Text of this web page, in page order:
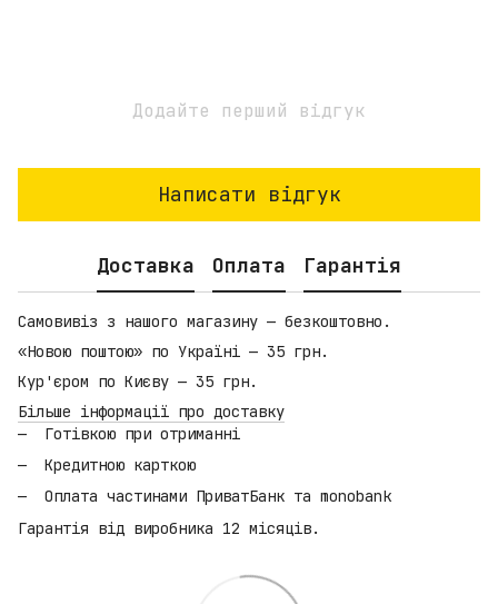
Додайте перший відгук
Написати відгук
Доставка Оплата Гарантія
Самовивіз з нашого магазину — безкоштовно.
«Новою поштою» по Україні — 35 грн.
Кур'єром по Києву — 35 грн.
Більше інформації про доставку
Готівкою при отриманні
Кредитною карткою
Оплата частинами ПриватБанк та monobank
Гарантія від виробника 12 місяців.